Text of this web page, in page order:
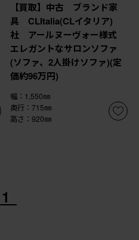
【買取】中古 ブランド家
具 CLItalia(CLイタリア)
社 アールヌーヴォー様式
エレガントなサロンソファ
(ソファ、2人掛けソファ)(定
価約96万円)
幅：1,550㎜
奥行：715㎜
高さ：920㎜
1